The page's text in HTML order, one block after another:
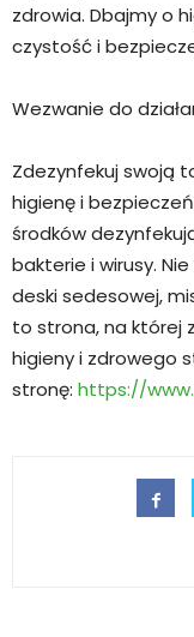
zdrowia. Dbajmy o
czystość i
Wezwanie do
Zdezynfekuj swoją
higienę i
środków
bakterie i wirusy.
deski sedesowej,
to strona, na której
higieny i zdrowego
stronę: https://